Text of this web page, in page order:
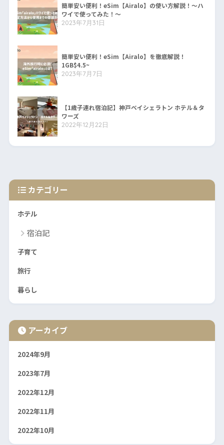
簡単安い便利！eSim【Airalo】の使い方解説！〜ハ
ワイで使ってみた！〜
2023年7月31日
簡単安い便利！eSim【Airalo】を徹底解説！
1GB$4.5~
2023年7月7日
【1歳子連れ宿泊記】神戸ベイシェラトン ホテル＆タ
ワーズ
2022年12月22日
カテゴリー
ホテル
宿泊記
子育て
旅行
暮らし
アーカイブ
2024年9月
2023年7月
2022年12月
2022年11月
2022年10月